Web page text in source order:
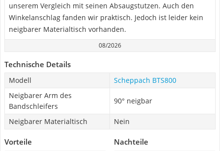
unserem Vergleich mit seinen Absaugstutzen. Auch den
Winkelanschlag fanden wir praktisch. Jedoch ist leider kein
neigbarer Materialtisch vorhanden.
08/2026
Technische Details
Modell
Scheppach BTS800
Neigbarer Arm des
Bandschleifers
90° neigbar
Neigbarer Materialtisch Nein
Vorteile Nachteile